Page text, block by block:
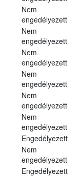
Nem
engedélyezett
Nem
engedélyezett
Nem
engedélyezett
Nem
engedélyezett
Nem
engedélyezett
Nem
engedélyezett
Engedélyezett
Nem
engedélyezett
Engedélyezett